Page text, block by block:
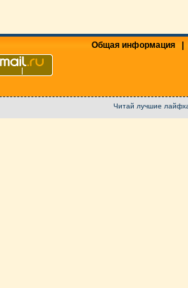
Общая информация
Читай лучшие